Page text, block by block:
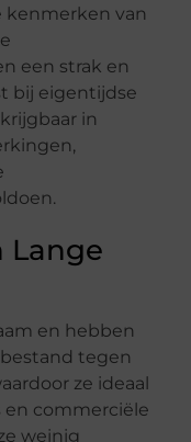
kenmerken van
een strak en
bij eigentijdse
in
Lange
en hebben
tegen
ze ideaal
commerciële
weinig